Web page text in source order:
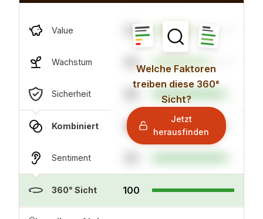
Value 50
Wachstum 69
Sicherheit
Kombiniert 86
Sentiment
360° Sicht 100
Welche Faktoren
treiben diese 360°
Sicht?
Jetzt
herausfinden
mehr